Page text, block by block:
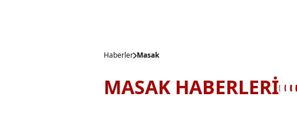
Haberler Masak
MASAK HABERLERİ